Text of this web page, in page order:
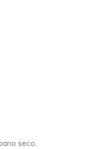
seco.